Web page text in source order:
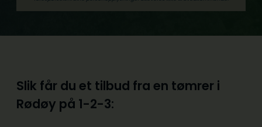
Slik får du et tilbud fra en tømrer i
Rødøy på 1-2-3: